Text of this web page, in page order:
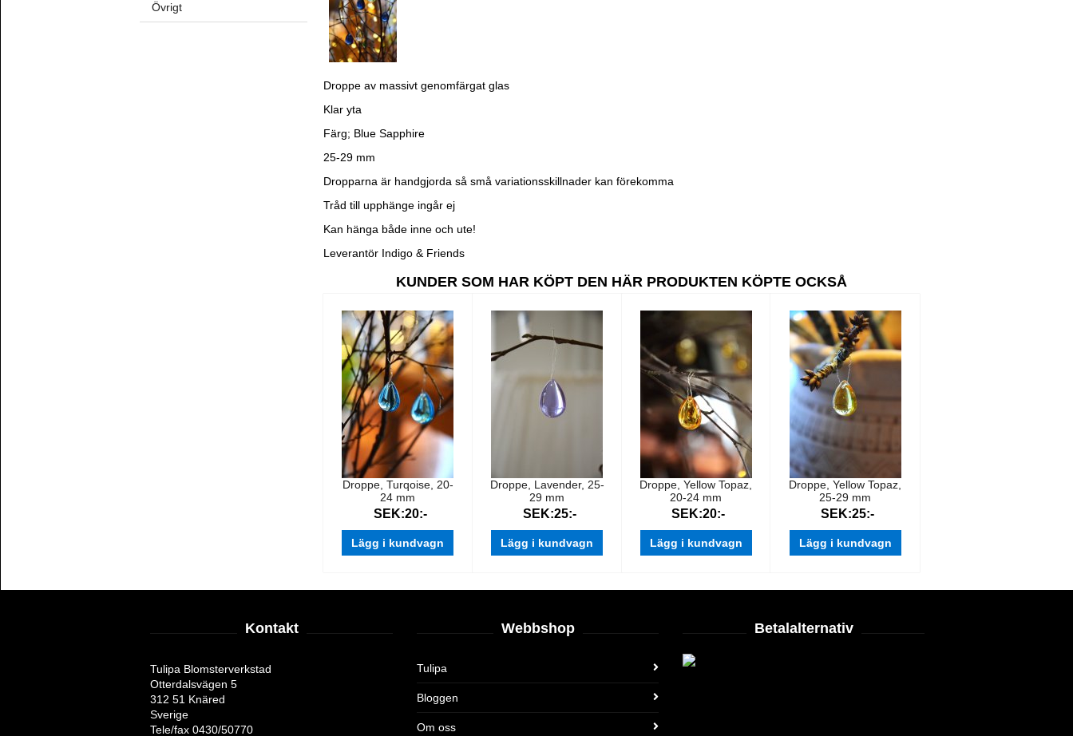
Övrigt
Droppe av massivt genomfärgat glas
Klar yta
Färg; Blue Sapphire
25-29 mm
Dropparna är handgjorda så små variationsskillnader kan förekomma
Tråd till upphänge ingår ej
Kan hänga både inne och ute!
Leverantör Indigo & Friends
KUNDER SOM HAR KÖPT DEN HÄR PRODUKTEN KÖPTE OCKSÅ
Droppe, Turqoise, 20-
24 mm
SEK:20:-
Lägg i kundvagn
Droppe, Lavender, 25-
29 mm
SEK:25:-
Lägg i kundvagn
Droppe, Yellow Topaz,
20-24 mm
SEK:20:-
Lägg i kundvagn
Droppe, Yellow Topaz,
25-29 mm
SEK:25:-
Lägg i kundvagn
Kontakt
Tulipa Blomsterverkstad
Otterdalsvägen 5
312 51 Knäred
Sverige
Tele/fax 0430/50770
Webbshop
Tulipa
Bloggen
Om oss
Betalalternativ